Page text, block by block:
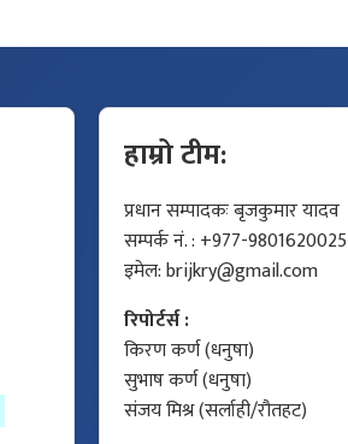
हाम्रो टीम:
प्रधान सम्पादकः बृजकुमार यादव
सम्पर्क नं. : +977-9801620025
इमेल:brijkry@gmail.com
रिपोर्टर्स :
किरण कर्ण (धनुषा)
सुभाष कर्ण (धनुषा)
संजय मिश्र (सर्लाही/रौतहट)